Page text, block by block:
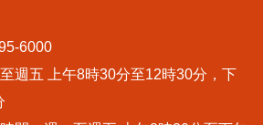
6000
週五 上午8時30分至12時30分，下